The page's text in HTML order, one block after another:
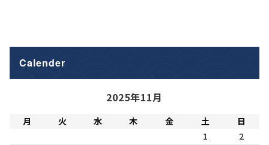
Calender
2025年11月
月 火 水 木 金 土
日
1
2